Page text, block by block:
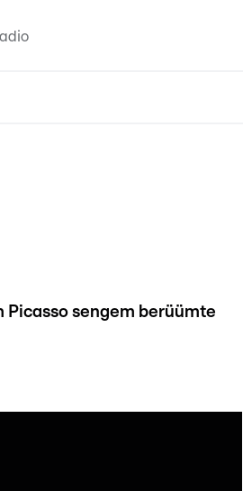
Picasso sengem berüümte